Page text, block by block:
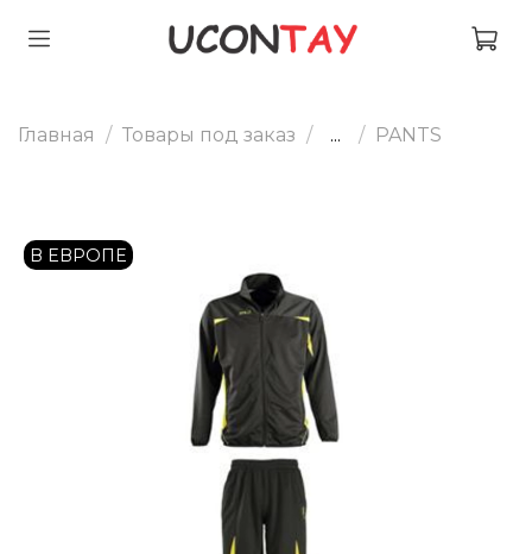
Главная Товары под заказ ... PANTS
В ЕВРОПЕ